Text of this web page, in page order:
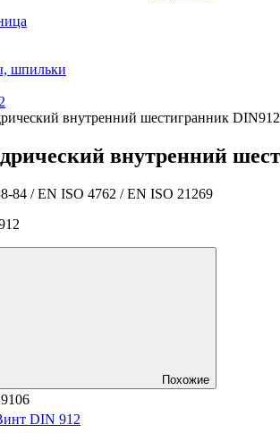
шпильки
внутренний шестигранник
внутренний
84 / EN ISO 4762 / EN ISO 21269
Похожие
DIN 912